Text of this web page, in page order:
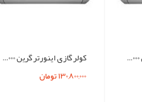
کولر گازی اینورتر گرین 24000 سری DIAMOND
کولر گازی اینورتر گرین 18000 سری DIAMOND
130,800,000 تومان